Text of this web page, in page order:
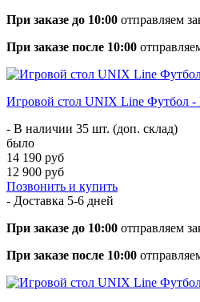
При заказе до 10:00 отправляем
При заказе после 10:00
Игровой стол UNIX Line Футбол -
- В наличии 35 шт. (доп. склад)
было
14 190 руб
12 900 руб
Позвонить и купить
- Доставка 5-6 дней
При заказе до 10:00 отправляем
При заказе после 10:00